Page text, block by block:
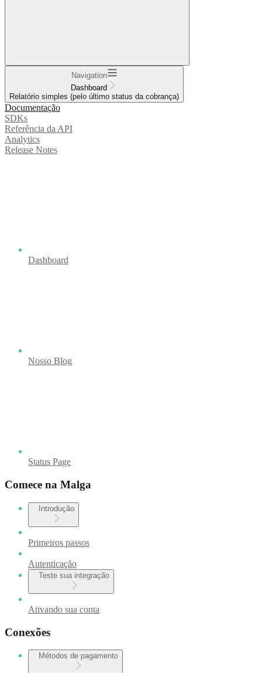
Navigation
Dashboard
Relatório simples (pelo último status da cobrança)
Documentação
SDKs
Referência da API
Analytics
Release Notes
Dashboard
Nosso Blog
Status Page
Comece na Malga
Introdução
Primeiros passos
Autenticação
Teste sua integração
Ativando sua conta
Conexões
Métodos de pagamento